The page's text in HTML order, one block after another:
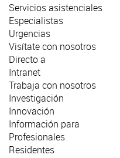
Servicios asistenciales
Especialistas
Urgencias
Visítate con nosotros
Directo a
Intranet
Trabaja con nosotros
Investigación
Innovación
Información para
Profesionales
Residentes